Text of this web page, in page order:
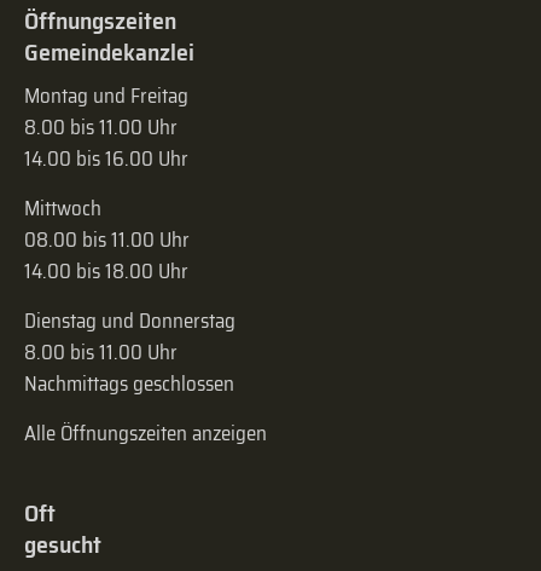
Öffnungszeiten
Gemeindekanzlei
Montag und Freitag
8.00 bis 11.00 Uhr
14.00 bis 16.00 Uhr
Mittwoch
08.00 bis 11.00 Uhr
14.00 bis 18.00 Uhr
Dienstag und Donnerstag
8.00 bis 11.00 Uhr
Nachmittags geschlossen
Alle Öffnungszeiten anzeigen
Oft
gesucht